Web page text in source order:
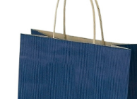
su susuktomis
P93933
x 31 cm